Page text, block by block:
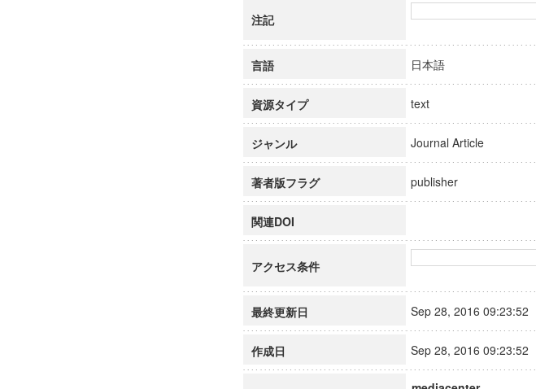
注記
言語 日本語
資源タイプ text
ジャンル Journal Article
著者版フラグ publisher
関連DOI
アクセス条件
最終更新日 Sep 28, 2016 09:23:52
作成日 Sep 28, 2016 09:23:52